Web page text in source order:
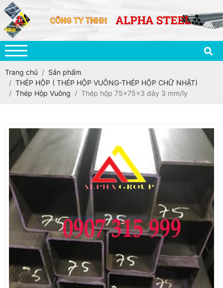
Trang chủ
Sản phẩm
THÉP HỘP ( THÉP HỘP VUÔNG-THÉP HỘP CHỮ NHẬT)
Thép Hộp Vuông
Thép hộp 75x75x3 dày 3 mm/ly